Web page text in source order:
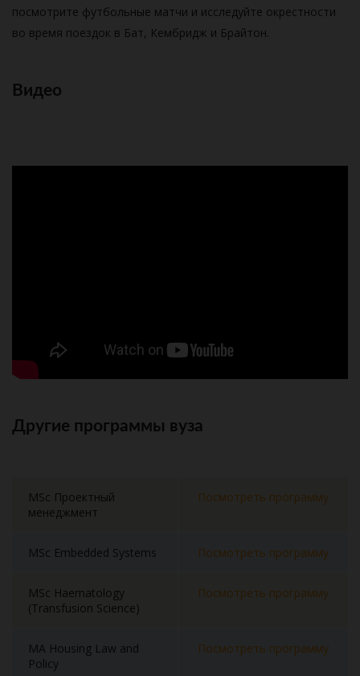
посмотрите футбольные матчи и исследуйте окрестности
во время поездок в Бат, Кембридж и Брайтон.
Видео
Другие программы вуза
MSc Проектный
менеджмент
Посмотреть программу
MSc Embedded Systems Посмотреть программу
MSc Haematology
(Transfusion Science)
Посмотреть программу
MA Housing Law and
Policy
Посмотреть программу